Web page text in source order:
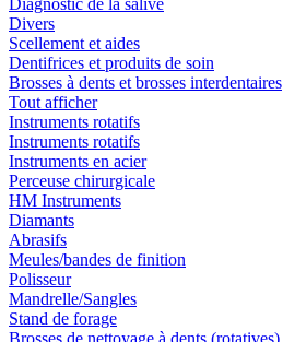
Diagnostic de la salive
Divers
Scellement et aides
Dentifrices et produits de soin
Brosses à dents et brosses interdentaires
Tout afficher
Instruments rotatifs
Instruments rotatifs
Instruments en acier
Perceuse chirurgicale
HM Instruments
Diamants
Abrasifs
Meules/bandes de finition
Polisseur
Mandrelle/Sangles
Stand de forage
Brosses de nettoyage à dents (rotatives)